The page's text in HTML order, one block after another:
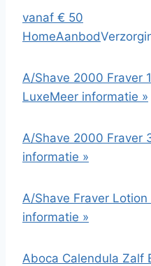
vanaf € 50
HomeAanbod
A/Shave 2000 Fraver
LuxeMeer informatie »
A/Shave 2000 Fraver
informatie »
A/Shave Fraver Lotion
informatie »
Aboca Calendula Zalf